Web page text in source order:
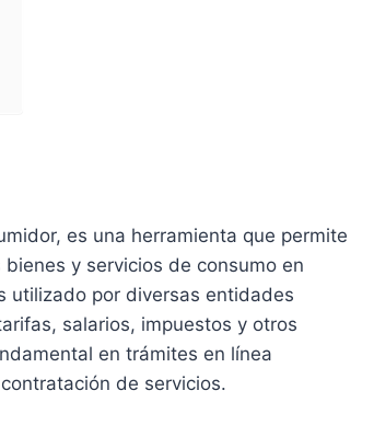
es una herramienta que permite
y servicios de consumo en
utilizado por diversas entidades
salarios, impuestos y otros
en trámites en línea
de servicios.